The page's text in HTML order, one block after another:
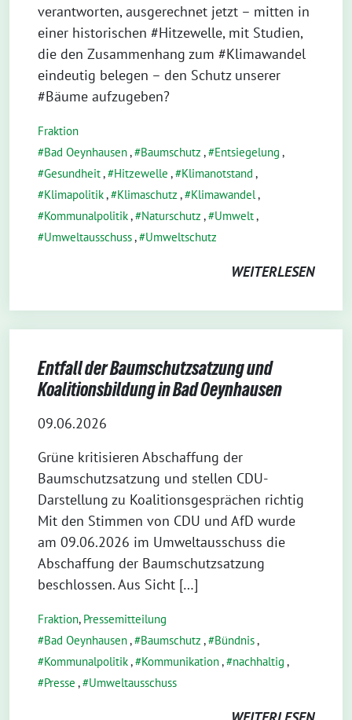
verantworten, ausgerechnet jetzt – mitten in
einer historischen #Hitzewelle, mit Studien,
die den Zusammenhang zum #Klimawandel
eindeutig belegen – den Schutz unserer
#Bäume aufzugeben?
Fraktion
Bad Oeynhausen, Baumschutz , Entsiegelung ,
Gesundheit, Hitzewelle , Klimanotstand ,
Klimapolitik, Klimaschutz , Klimawandel,
Kommunalpolitik, Naturschutz , Umwelt,
Umweltausschuss, Umweltschutz
WEITERLESEN
Entfall der Baumschutzsatzung und
Koalitionsbildung in Bad Oeynhausen
09.06.2026
Grüne kritisieren Abschaffung der
Baumschutzsatzung und stellen CDU-
Darstellung zu Koalitionsgesprächen richtig
Mit den Stimmen von CDU und AfD wurde
am 09.06.2026 im Umweltausschuss die
Abschaffung der Baumschutzsatzung
beschlossen. Aus Sicht […]
Fraktion, Pressemitteilung
Bad Oeynhausen, Baumschutz , Bündnis,
Kommunalpolitik, Kommunikation, nachhaltig ,
Presse , Umweltausschuss